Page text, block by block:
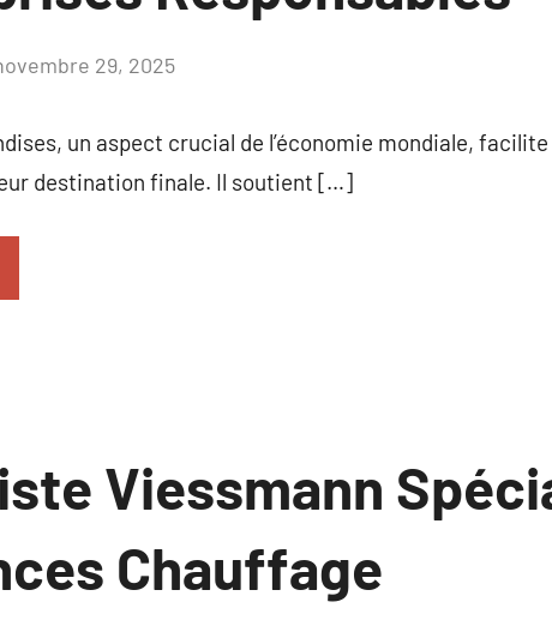
29, 2025
un aspect crucial de l’économie mondiale,
destination finale. Il soutient […]
Viessmann
Chauffage